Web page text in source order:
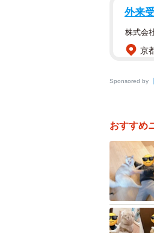
外来
株式会
京
Sponsored by
おすすめ